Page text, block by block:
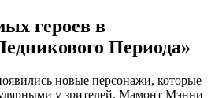
героев в
Периода»
новые персонажи, которые
у зрителей. Мамонт Мэнни